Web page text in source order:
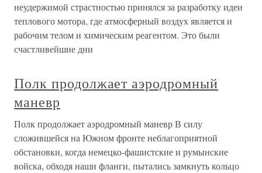
неудержимой страстностью принялся за разработку идеи
теплового мотора, где атмосферный воздух является и
рабочим телом и химическим реагентом. Это были
счастливейшие дни
Полк продолжает аэродромный
маневр
Полк продолжает аэродромный маневр В силу
сложившейся на Южном фронте неблагоприятной
обстановки, когда немецко-фашистские и румынские
войска, обходя наши фланги, пытались замкнуть кольцо